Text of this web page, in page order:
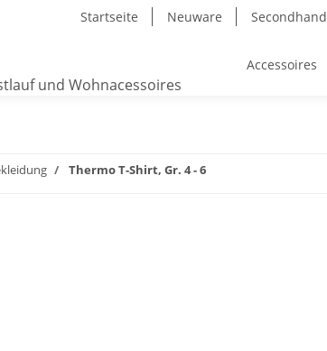
Startseite Neuware Secondhand
Accessoires
Thermo T-Shirt, Gr. 4 - 6